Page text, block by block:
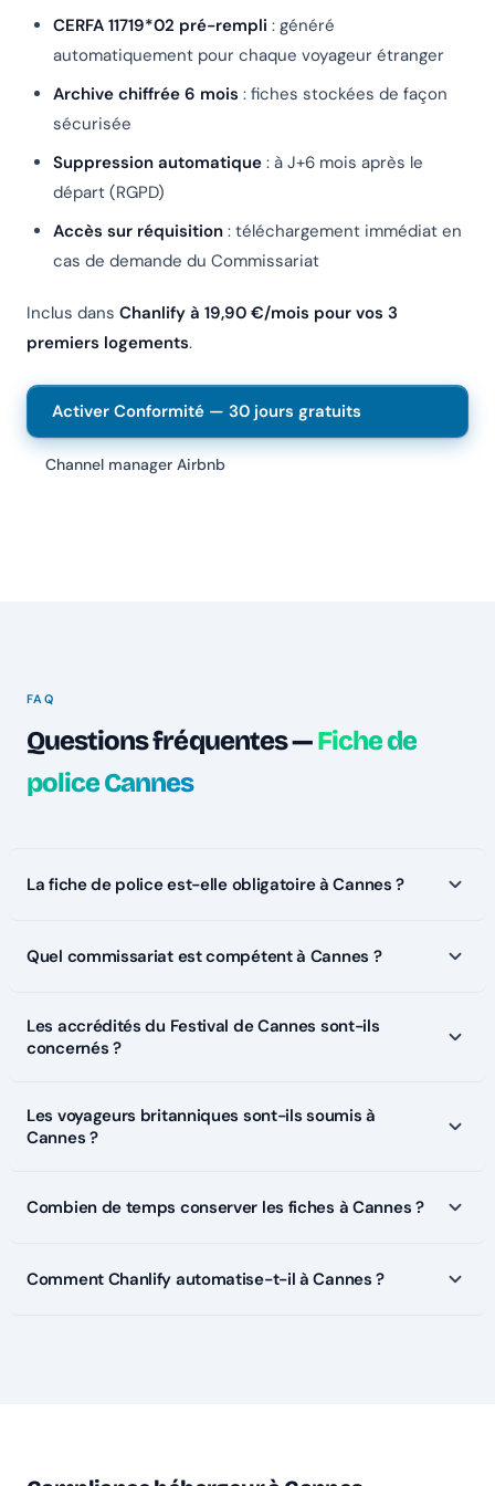
CERFA 11719*02 pré-rempli : généré
automatiquement pour chaque voyageur étranger
Archive chiffrée 6 mois : fiches stockées de façon
sécurisée
Suppression automatique : à J+6 mois après le
départ (RGPD)
Accès sur réquisition : téléchargement immédiat en
cas de demande du Commissariat
Inclus dans Chanlify à 19,90 €/mois pour vos 3
premiers logements.
Activer Conformité — 30 jours gratuits
Channel manager Airbnb
FAQ
Questions fréquentes —Fiche de
police Cannes
La fiche de police est-elle obligatoire à Cannes ?
Quel commissariat est compétent à Cannes ?
Les accrédités du Festival de Cannes sont-ils
concernés ?
Les voyageurs britanniques sont-ils soumis à
Cannes ?
Combien de temps conserver les fiches à Cannes ?
Comment Chanlify automatise-t-il à Cannes ?